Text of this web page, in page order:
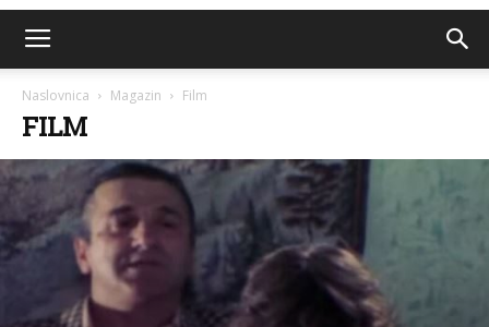
INFO
Naslovnica Magazin Film
FILM